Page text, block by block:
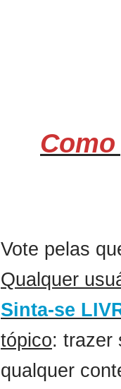
Vote pelas
Qualquer
Sinta-se
tópico:
qualquer